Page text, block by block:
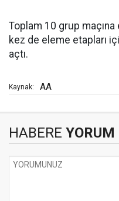
Toplam 10 grup
kez de eleme etapları
açtı.
Kaynak: AA
HABERE